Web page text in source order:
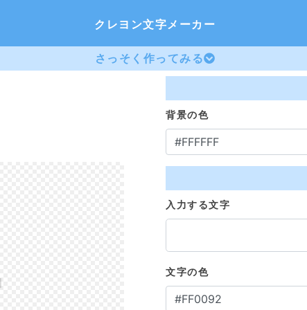
クレヨン文字メーカー
さっそく作ってみる
背景の色
入力する文字
文字の色